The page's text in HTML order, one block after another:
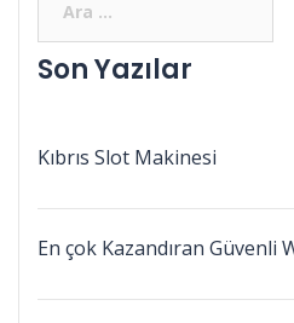
Son Yazılar
Kıbrıs Slot Makinesi
En çok Kazandıran Güvenli